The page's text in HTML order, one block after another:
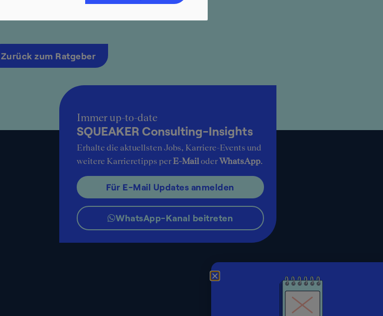
Zurück zum Ratgeber
Immer up-to-date
SQUEAKER Consulting-Insights
Erhalte die aktuellsten Jobs, Karriere-Events und
weitere Karrieretipps per E-Mail oderWhatsApp.
Für E-Mail Updates anmelden
WhatsApp-Kanal beitreten